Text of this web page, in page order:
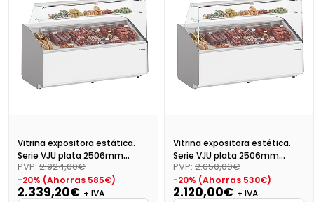
Precio final (+21%)3751,00 €
Precio final (+21%) 3157,62 €
Vitrina expositora estática.
Serie VJU plata 2506mm
cristal plano VJU15P
PVP: 2.924,00€
-20% (Ahorras 585€)
2.339,20€ + IVA
Vitrina expositora estética.
Serie VJU plata 2506mm
cristal plano VJU12P
PVP: 2.650,00€
-20% (Ahorras 530€)
2.120,00€ + IVA